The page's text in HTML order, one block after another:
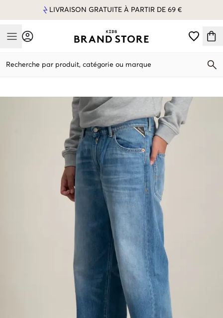
LIVRAISON GRATUITE À PARTIR DE 69 €
Mobile Menu
Recherche par produit, catégorie ou marque